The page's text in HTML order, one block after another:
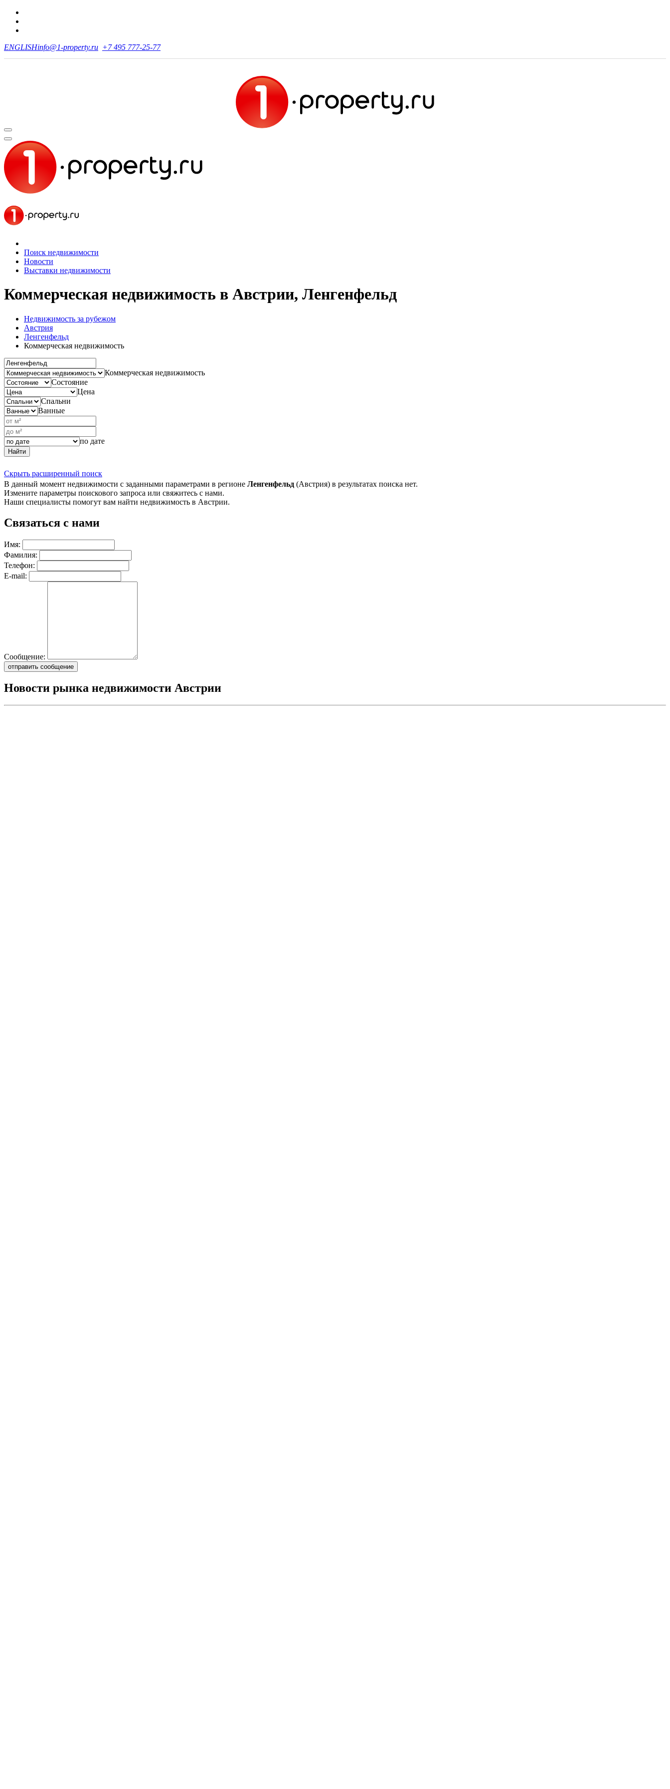
ENGLISHinfo@1-property.ru +7 495 777-25-77
Поиск недвижимости
Новости
Выставки недвижимости
Коммерческая недвижимость в Австрии, Ленгенфельд
Недвижимость за рубежом
Австрия
Ленгенфельд
Коммерческая недвижимость
Коммерческая недвижимость
Состояние
Цена
Спальни
Ванные
по дате
Найти
Скрыть расширенный поиск
В данный момент недвижимости с заданными параметрами в регионе Ленгенфельд (Австрия) в результатах поиска нет.
Измените параметры поискового запроса или свяжитесь с нами.
Наши специалисты помогут вам найти недвижимость в Австрии.
Связаться с нами
Имя:
Фамилия:
Телефон:
E-mail:
Сообщение:
отправить сообщение
Новости рынка недвижимости Австрии